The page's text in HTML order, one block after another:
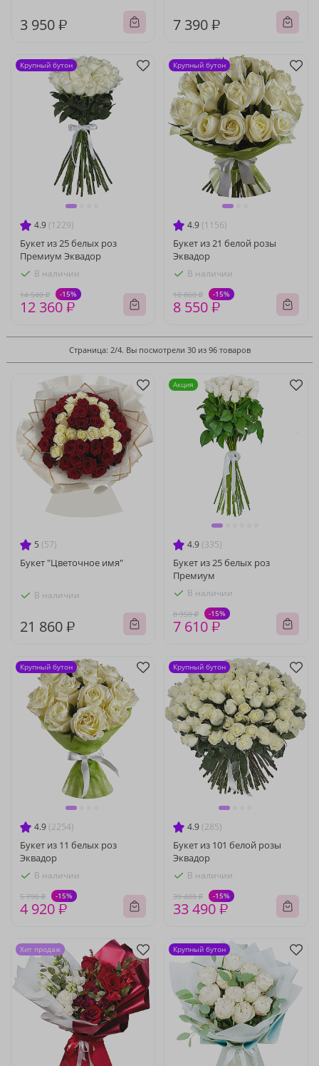
3 950 ₽ 7 390 ₽
4.9 (1229)
Букет из 25 белых роз
Премиум Эквадор
В наличии
14 540 ₽ -15%
12 360 ₽
Крупный бутон
4.9 (1156)
Букет из 21 белой розы
Эквадор
В наличии
10 060 ₽ -15%
8 550 ₽
Крупный бутон
Страница: 2/4. Вы посмотрели 30 из 96 товаров
5 (57)
Букет "Цветочное имя"
В наличии
21 860 ₽
4.9 (335)
Букет из 25 белых роз
Премиум
В наличии
8 950 ₽ -15%
7 610 ₽
Акция
4.9 (2254)
Букет из 11 белых роз
Эквадор
В наличии
5 790 ₽ -15%
4 920 ₽
Крупный бутон
4.9 (285)
Букет из 101 белой розы
Эквадор
В наличии
39 400 ₽ -15%
33 490 ₽
Крупный бутон
Хит продаж Крупный бутон